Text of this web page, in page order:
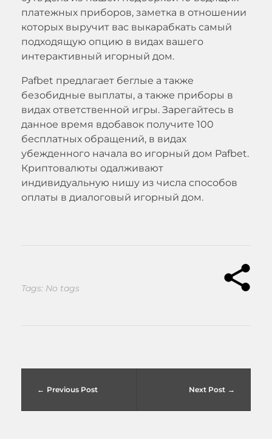
платежных приборов, заметка в отношении
которых выручит вас выкарабкать самый
подходящую опцию в видах вашего
интерактивный игорный дом.
Pafbet предлагает беглые а также
безобидные выплаты, а также приборы в
видах ответственной игры. Зарегайтесь в
данное время вдобавок получите 100
бесплатных обращений, в видах
убежденного начала во игорный дом Pafbet.
Криптовалюты одалживают
индивидуальную нишу из числа способов
оплаты в диалоговый игорный дом.
Tags: No tags
Previous Post Next Post